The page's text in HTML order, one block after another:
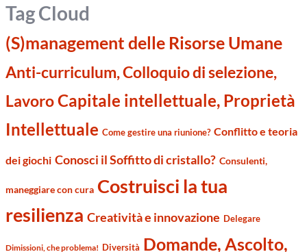
Tag Cloud
(S)management delle Risorse Umane
Anti-curriculum, Colloquio di selezione,
LavoroCapitale intellettuale, Proprietà
Intellettuale Come gestire una riunione? Conflitto e teoria
dei giochi Conosci il Soffitto di cristallo? Consulenti,
maneggiare con cura Costruisci la tua
resilienza Creatività e innovazione Delegare
Dimissioni, che problema! Diversità Domande, Ascolto,